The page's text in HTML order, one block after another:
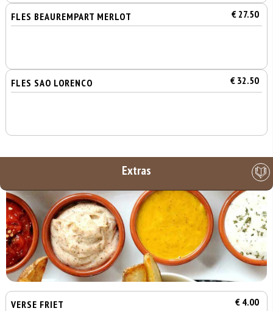
FLES BEAUREMPART MERLOT € 27.50
FLES SAO LORENCO € 32.50
Extras
VERSE FRIET € 4.00